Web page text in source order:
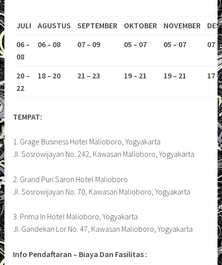
JULI AGUSTUS SEPTEMBER OKTOBER NOVEMBER
06 –
08
06 – 08 07 – 09 05 – 07 05 – 07 07
20 –
22
18 – 20 21 – 23 19 – 21 19 – 21 17
TEMPAT:
1. Grage Business Hotel Malioboro, Yogyakarta
Jl. Sosrowijayan No. 242, Kawasan Malioboro, Yogyakarta
2. Grand Puri Saron Hotel Malioboro
Jl. Sosrowijayan No. 70, Kawasan Malioboro, Yogyakarta
3. Prima In Hotel Malioboro, Yogyakarta
Jl. Gandekan Lor No. 47, Kawasan Malioboro, Yogyakarta
Info Pendaftaran – Biaya Dan Fasilitas :